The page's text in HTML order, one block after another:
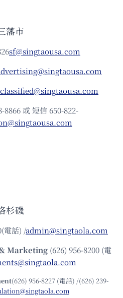
藩市
sf@singtaousa.com
classified@singtaousa.com
8866 或 短信 650-822-
杉磯
電話) /admin@singtaola.com
Marketing (626) 956-8200 (電
(626) 956-8227 (電話) /(626) 239-